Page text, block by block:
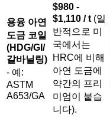
용융 아연
도금 코일
(HDG/GI/
갈바닐링)
- 예:
ASTM
A653/GA
$980 -
$1,110 / t (일
반적으로 미
국에서는
HRC에 비해
아연 도금에
약간의 프리
미엄이 붙습
니다).